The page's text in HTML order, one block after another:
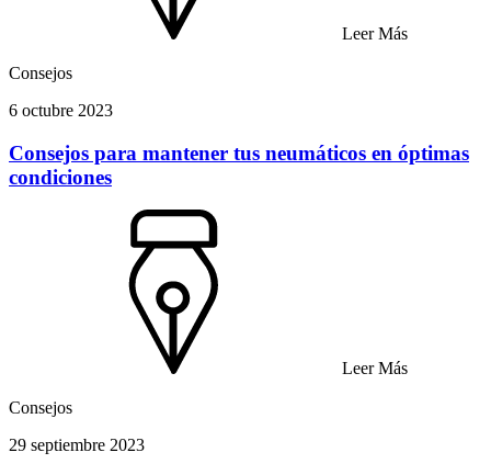
Leer Más
Consejos
6 octubre 2023
Consejos para mantener tus neumáticos en óptimas
condiciones
Leer Más
Consejos
29 septiembre 2023